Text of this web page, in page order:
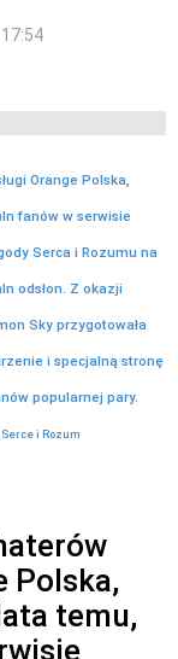
Orange Polska,
fanów w serwisie
Serca i Rozumu na
odsłon. Z okazji
Sky przygotowała
i specjalną stronę
popularnej pary.
i Rozum
Polska,
temu,